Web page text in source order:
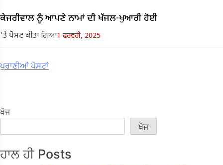
ਕੇਜਰੀਵਾਲ ਨੂੰ ਆਪਣੇ ਨਾਮਾਂ ਦੀ ਖੱਜਲ-ਖੁਆਰੀ ਹੋਈ
'ਤੇ ਪੋਸਟ ਕੀਤਾ ਗਿਆ1 ਫਰਵਰੀ, 2025
ਪੋਸਟ
ਪੁਰਾਣੀਆਂ ਪੋਸਟਾਂ
ਖੋਜ
ਖੋਜ
ਹਾਲ ਹੀ Posts